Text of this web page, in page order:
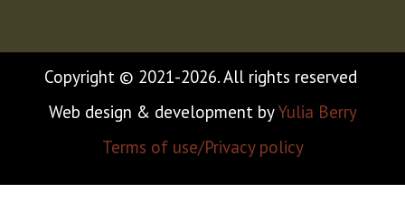
Copyright © 2021-2026. All rights reserved
Web design & development byYulia Berry
Terms of use/Privacy policy